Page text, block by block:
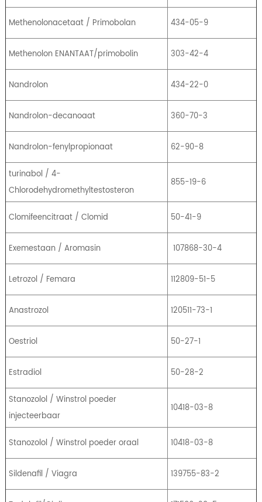
Methenolonacetaat / Primobolan 434-05-9
Methenolon ENANTAAT/primobolin 303-42-4
Nandrolon 434-22-0
Nandrolon-decanoaat 360-70-3
Nandrolon-fenylpropionaat 62-90-8
turinabol / 4-
Chlorodehydromethyltestosteron
855-19-6
Clomifeencitraat / Clomid 50-41-9
Exemestaan ​​/ Aromasin 107868-30-4
Letrozol / Femara 112809-51-5
Anastrozol 120511-73-1
Oestriol 50-27-1
Estradiol 50-28-2
Stanozolol / Winstrol poeder
injecteerbaar
10418-03-8
Stanozolol / Winstrol poeder oraal 10418-03-8
Sildenafil / Viagra 139755-83-2